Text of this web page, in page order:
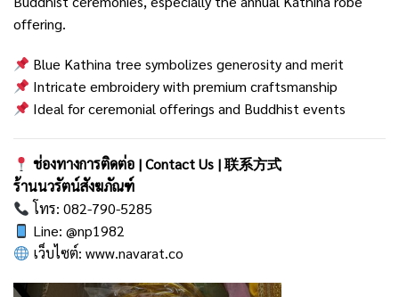
offering.
Blue Kathina tree symbolizes generosity and merit
Intricate embroidery with premium craftsmanship
Ideal for ceremonial offerings and Buddhist events
ช่องทางการติดต่อ | Contact Us | 联系方式
ร้านนวรัตน์สังฆภัณฑ์
โทร: 082-790-5285
Line: @np1982
เว็บไซต์:www.navarat.co